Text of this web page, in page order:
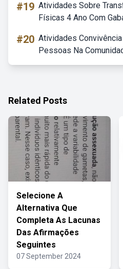
#19 Atividades Sobre
Físicas 4 Ano Com
#20 Atividades
Pessoas Na
Related Posts
Selecione A
Alternativa Que
Completa As Lacunas
Das Afirmações
Seguintes
07 September 2024